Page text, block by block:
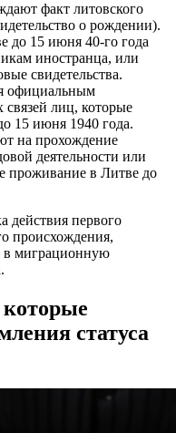
факт литовского
о рождении).
до 15 июня 40-го года
иностранца, или
свидетельства.
официальным
лиц, которые
15 июня 1940 года.
на прохождение
деятельности или
проживание в Литве до
действия первого
происхождения,
в миграционную
статуса